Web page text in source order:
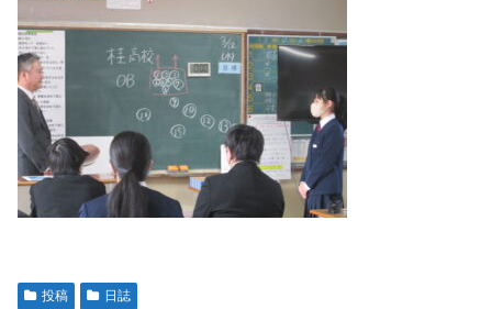
投稿 日誌